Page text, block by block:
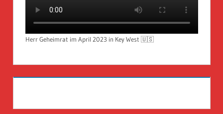
Herr Geheimrat im April 2023 in Key West 🇺🇸